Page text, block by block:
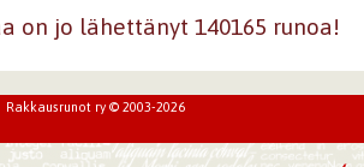
on jo lähettänyt 140165 runoa!
Rakkausrunot ry © 2003-2026